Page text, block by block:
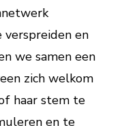
en
we samen een
zich welkom
haar stem te
en te